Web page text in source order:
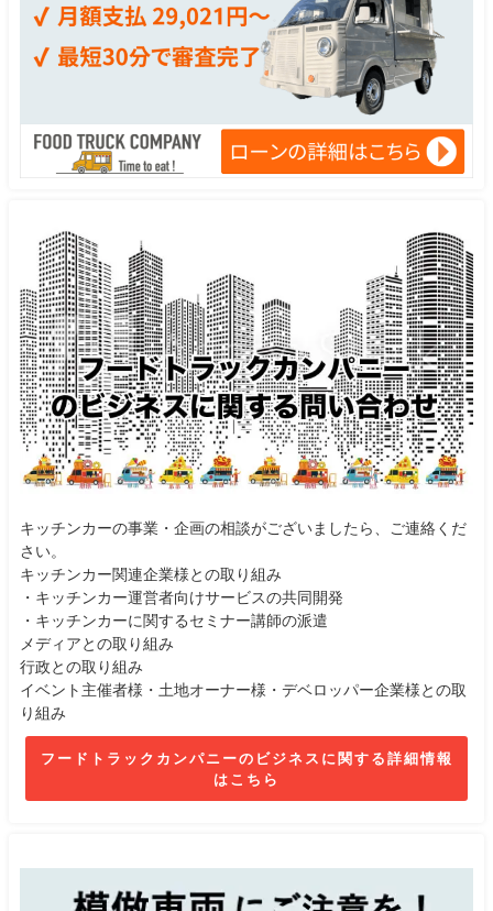
キッチンカーの事業・企画の相談がございましたら、ご連絡くだ
さい。
キッチンカー関連企業様との取り組み
・キッチンカー運営者向けサービスの共同開発
・キッチンカーに関するセミナー講師の派遣
メディアとの取り組み
行政との取り組み
イベント主催者様・土地オーナー様・デベロッパー企業様との取
り組み
フードトラックカンパニーのビジネスに関する詳細情報
はこちら